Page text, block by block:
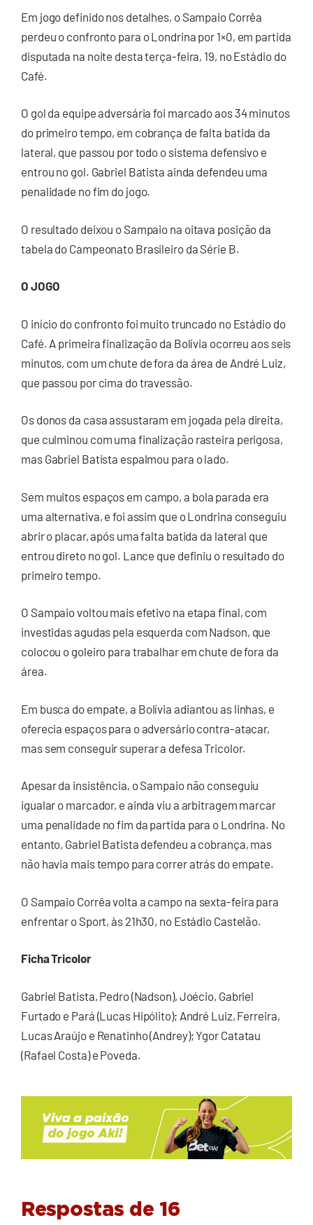
Em jogo definido nos detalhes, o Sampaio Corrêa
perdeu o confronto para o Londrina por 1×0, em partida
disputada na noite desta terça-feira, 19, no Estádio do
Café.
O gol da equipe adversária foi marcado aos 34 minutos
do primeiro tempo, em cobrança de falta batida da
lateral, que passou por todo o sistema defensivo e
entrou no gol. Gabriel Batista ainda defendeu uma
penalidade no fim do jogo.
O resultado deixou o Sampaio na oitava posição da
tabela do Campeonato Brasileiro da Série B.
O JOGO
O início do confronto foi muito truncado no Estádio do
Café. A primeira finalização da Bolívia ocorreu aos seis
minutos, com um chute de fora da área de André Luiz,
que passou por cima do travessão.
Os donos da casa assustaram em jogada pela direita,
que culminou com uma finalização rasteira perigosa,
mas Gabriel Batista espalmou para o lado.
Sem muitos espaços em campo, a bola parada era
uma alternativa, e foi assim que o Londrina conseguiu
abrir o placar, após uma falta batida da lateral que
entrou direto no gol. Lance que definiu o resultado do
primeiro tempo.
O Sampaio voltou mais efetivo na etapa final, com
investidas agudas pela esquerda com Nadson, que
colocou o goleiro para trabalhar em chute de fora da
área.
Em busca do empate, a Bolívia adiantou as linhas, e
oferecia espaços para o adversário contra-atacar,
mas sem conseguir superar a defesa Tricolor.
Apesar da insistência, o Sampaio não conseguiu
igualar o marcador, e ainda viu a arbitragem marcar
uma penalidade no fim da partida para o Londrina. No
entanto, Gabriel Batista defendeu a cobrança, mas
não havia mais tempo para correr atrás do empate.
O Sampaio Corrêa volta a campo na sexta-feira para
enfrentar o Sport, às 21h30, no Estádio Castelão.
Ficha Tricolor
Gabriel Batista, Pedro (Nadson), Joécio, Gabriel
Furtado e Pará (Lucas Hipólito); André Luiz, Ferreira,
Lucas Araújo e Renatinho (Andrey); Ygor Catatau
(Rafael Costa) e Poveda.
Respostas de 16